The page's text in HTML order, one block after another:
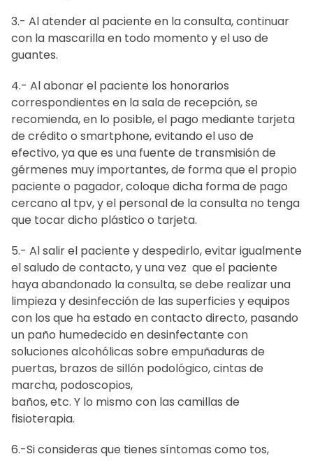
3.- Al atender al paciente en la consulta, continuar
con la mascarilla en todo momento y el uso de
guantes.
4.- Al abonar el paciente los honorarios
correspondientes en la sala de recepción, se
recomienda, en lo posible, el pago mediante tarjeta
de crédito o smartphone, evitando el uso de
efectivo, ya que es una fuente de transmisión de
gérmenes muy importantes, de forma que el propio
paciente o pagador, coloque dicha forma de pago
cercano al tpv, y el personal de la consulta no tenga
que tocar dicho plástico o tarjeta.
5.- Al salir el paciente y despedirlo, evitar igualmente
el saludo de contacto, y una vez que el paciente
haya abandonado la consulta, se debe realizar una
limpieza y desinfección de las superficies y equipos
con los que ha estado en contacto directo, pasando
un paño humedecido en desinfectante con
soluciones alcohólicas sobre empuñaduras de
puertas, brazos de sillón podológico, cintas de
marcha, podoscopios,
baños, etc. Y lo mismo con las camillas de
fisioterapia.
6.-Si consideras que tienes síntomas como tos,